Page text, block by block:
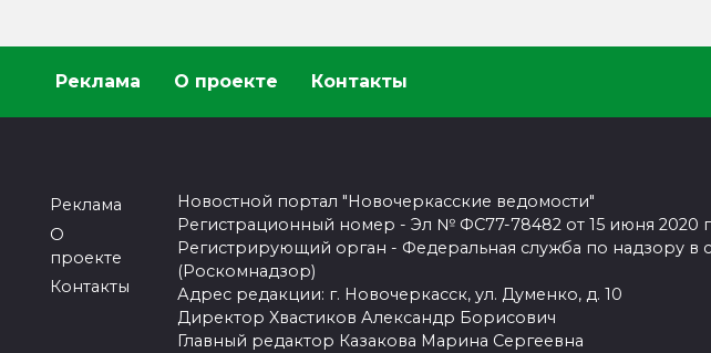
Реклама О проекте Контакты
Реклама
О
проекте
Контакты
Новостной портал "Новочеркасские ведомости"
Регистрационный номер - Эл № ФС77-78482 от 15 июня 2020
Регистрирующий орган - Федеральная служба по надзору
(Роскомнадзор)
Адрес редакции: г. Новочеркасск, ул. Думенко, д. 10
Директор Хвастиков Александр Борисович
Главный редактор Казакова Марина Сергеевна